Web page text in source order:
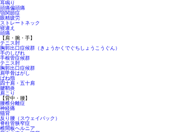
耳鳴り
頭痛偏頭痛
顎関節症
眼精疲労
ストレートネック
寝違え
頭痛
【肩・腕・手】
テニス肘
胸郭出口症候群（きょうかくでぐちしょうこうぐん）
手のしびれ
手根管症候群
テニス肘
胸郭出口症候群
肩甲骨はがし
ばね指
四十肩・五十肩
腱鞘炎
肩こり
【背中・腰】
腰椎分離症
神経痛
猫背
反り腰（スウェイバック）
脊柱管狭窄症
椎間板ヘルニア